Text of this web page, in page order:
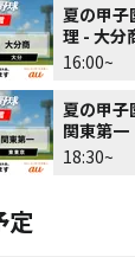
夏の甲子
理 - 大分
16:00~
夏の甲子
関東第一
18:30~
定